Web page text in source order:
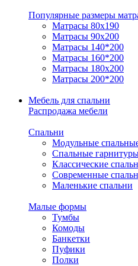
Популярные размеры
Матрасы 80x190
Матрасы 90x200
Матрасы 140*200
Матрасы 160*200
Матрасы 180x200
Матрасы 200*200
Мебель для спальни
Распродажа мебели
Спальни
Модульные
Спальные
Классические
Современные
Маленькие спальни
Малые формы
Тумбы
Комоды
Банкетки
Пуфики
Полки